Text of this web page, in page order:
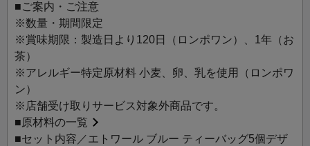
■ご案内・ご注意
※数量・期間限定
※賞味期限：製造日より120日（ロンポワン）、1年（お
茶）
※アレルギー特定原材料 小麦、卵、乳を使用（ロンポワ
ン）
※店舗受け取りサービス対象外商品です。
■原材料の一覧
■セット内容／エトワール ブルー ティーバッグ5個デザ